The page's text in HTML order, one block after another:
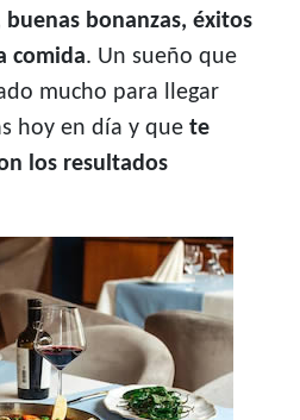
bonanzas, éxitos
comida. Un sueño que
mucho para llegar
hoy en día y que te
los resultados